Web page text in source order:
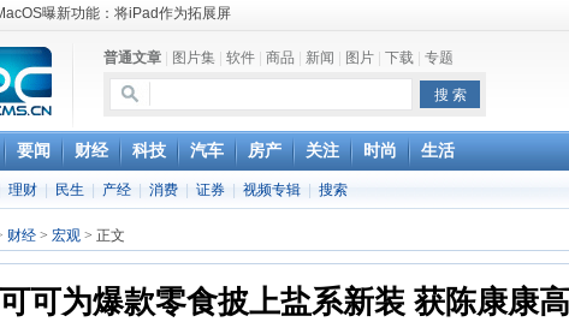
曝新功能：将iPad作为拓展屏
高通和解 英特尔失去重要移动客户
管：虽然高通与苹果和解，但5G iPhone最快明年下半年发布
加入黑暗模式 多功能加持6月份见
苹果达成和解，双方达成6年许可协议
母院大火肆虐，人类文明的一场浩劫
权女车主捅出了一个最大的瓜
普通文章 图片集 软件 商品 新闻 图片 下载 专题
要闻 财经 科技 汽车 房产 关注 时尚 生活
理财 民生 产经 消费 证券 视频专辑 搜索
财经 > 宏观 > 正文
可为爆款零食披上盐系新装 获陈康康